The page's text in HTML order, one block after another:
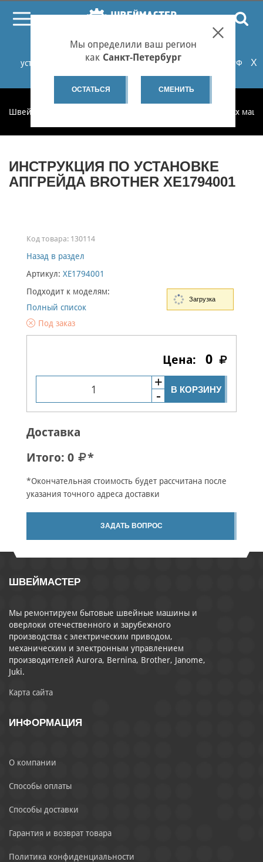
При проблемах с онлайн-оплатой заказов на сайте
установите российские сертификаты НУЦ Минцифры РФ
или используйте Яндекс.Браузер.Подробнее...
X
Мы определили ваш регион
как Санкт-Петербург
ОСТАТЬСЯ СМЕНИТЬ
Швеймастер Запчасти для бытовых швейных
ИНСТРУКЦИЯ ПО УСТАНОВКЕ
АПГРЕЙДА BROTHER XE1794001
Код товара: 130114
Назад в раздел
Артикул: XE1794001
Подходит к моделям:
Полный список
Под заказ
0
В КОРЗИНУ
Доставка
Итого: 0 *
*Окончательная стоимость будет рассчитана после
указания точного адреса доставки
ЗАДАТЬ ВОПРОС
ШВЕЙМАСТЕР
Мы ремонтируем бытовые швейные машины и
оверлоки отечественного и зарубежного
производства с электрическим приводом,
механическим и электронным управлением
производителей Aurora, Bernina, Brother, Janome,
Juki.
Карта сайта
ИНФОРМАЦИЯ
О компании
Способы оплаты
Способы доставки
Гарантия и возврат товара
Политика конфиденциальности
Загрузка